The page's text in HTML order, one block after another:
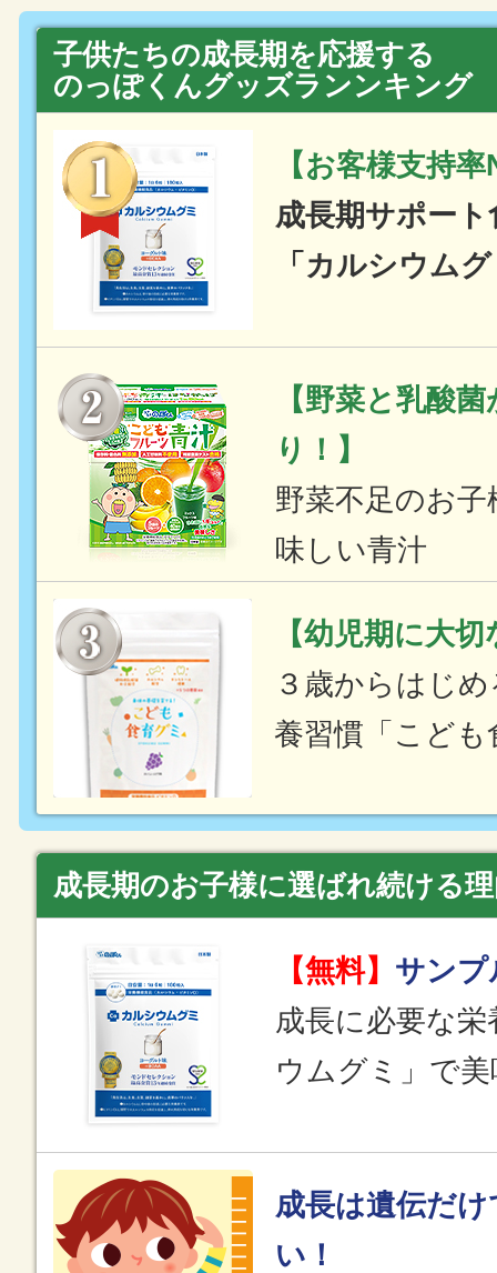
子供たちの成長期を応援する
のっぽくんグッズランンキング
【お客様支持
成長期サポート
「カルシウム
【野菜と乳酸
り！】
野菜不足のお
味しい青汁
【幼児期に大
３歳からはじ
養習慣「こども
成長期のお子様に選ばれ続ける
【無料】 サンプ
成長に必要な
ウムグミ」で
成長は遺伝だ
い！